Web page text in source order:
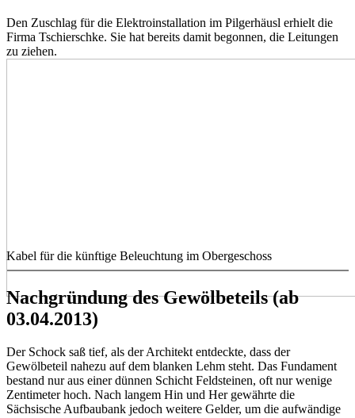
Den Zuschlag für die Elektroinstallation im Pilgerhäusl erhielt die
Firma Tschierschke. Sie hat bereits damit begonnen, die Leitungen
zu ziehen.
Kabel für die künftige Beleuchtung im Obergeschoss
Nachgründung des Gewölbeteils (ab
03.04.2013)
Der Schock saß tief, als der Architekt entdeckte, dass der
Gewölbeteil nahezu auf dem blanken Lehm steht. Das Fundament
bestand nur aus einer dünnen Schicht Feldsteinen, oft nur wenige
Zentimeter hoch. Nach langem Hin und Her gewährte die
Sächsische Aufbaubank jedoch weitere Gelder, um die aufwändige